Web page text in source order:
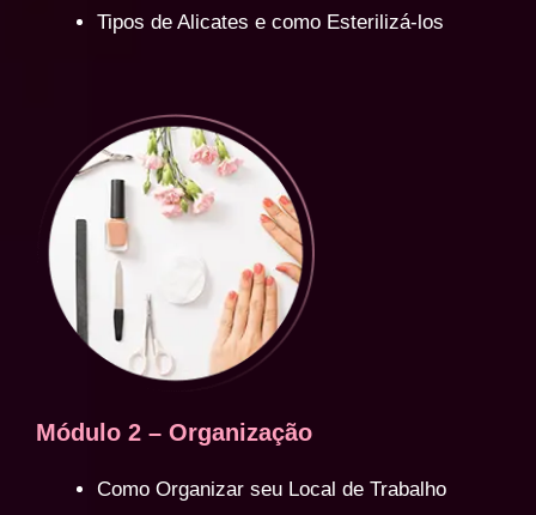
Tipos de Alicates e como Esterilizá-los
Módulo 2 – Organização
Como Organizar seu Local de Trabalho